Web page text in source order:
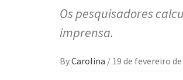
Os pesquisadores
imprensa.
ByCarolina / 19 de fevereiro de